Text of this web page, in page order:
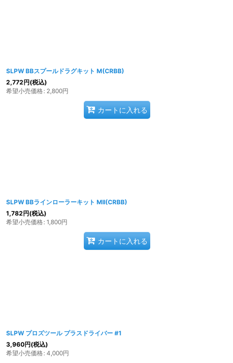
SLPW BBスプールドラグキット M(CRBB)
2,772円(税込)
希望小売価格: 2,800円
カートに入れる
SLPW BBラインローラーキット MII(CRBB)
1,782円(税込)
希望小売価格: 1,800円
カートに入れる
SLPW プロズツール プラスドライバー #1
3,960円(税込)
希望小売価格: 4,000円